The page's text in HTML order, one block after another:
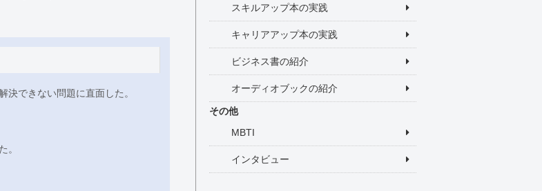
決できない問題に直面した。
。
スキルアップ本の実践
キャリアアップ本の実践
ビジネス書の紹介
オーディオブックの紹介
その他
MBTI
インタビュー